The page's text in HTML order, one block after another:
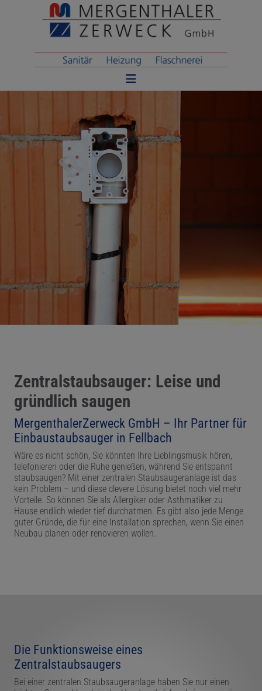
Zentralstaubsauger: Leise und
gründlich saugen
MergenthalerZerweck GmbH – Ihr Partner für
Einbaustaubsauger in Fellbach
Wäre es nicht schön, Sie könnten Ihre Lieblingsmusik hören,
telefonieren oder die Ruhe genießen, während Sie entspannt
staubsaugen? Mit einer zentralen Staubsaugeranlage ist das
kein Problem – und diese clevere Lösung bietet noch viel mehr
Vorteile. So können Sie als Allergiker oder Asthmatiker zu
Hause endlich wieder tief durchatmen. Es gibt also jede Menge
guter Gründe, die für eine Installation sprechen, wenn Sie einen
Neubau planen oder renovieren wollen.
Die Funktionsweise eines
Zentralstaubsaugers
Bei einer zentralen Staubsaugeranlage haben Sie nur einen